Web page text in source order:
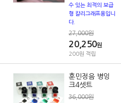
수 있는 최적의 보급
형 칼리그래프용입니
다.
27,000원
20,250원
200원 적립
훈민정음 병잉
크4셋트
36,000원